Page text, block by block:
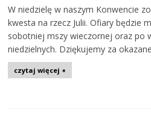
W niedzielę w naszym Konwencie
kwesta na rzecz Julii. Ofiary będzie
sobotniej mszy wieczornej oraz po
niedzielnych. Dziękujemy za
czytaj więcej +